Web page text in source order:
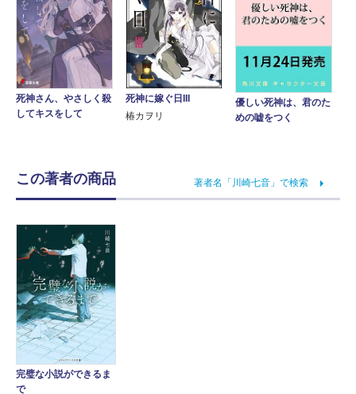
死神さん、やさしく殺
してキスをして
死神に嫁ぐ日III
椿カヲリ
優しい死神は、君のた
めの嘘をつく
この著者の商品 著者名「川崎七音」で検索
完璧な小説ができるま
で